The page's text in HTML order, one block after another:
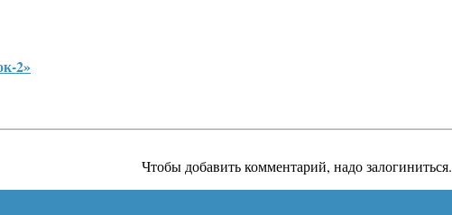
2»
Чтобы добавить комментарий, надо залогиниться.